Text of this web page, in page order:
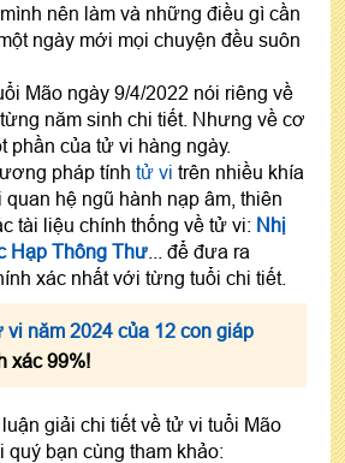
nên làm và những điều gì cần
ngày mới mọi chuyện đều suôn
Mão ngày 9/4/2022 nói riêng về
năm sinh chi tiết. Nhưng về cơ
phần của tử vi hàng ngày.
pháp tính tử vi trên nhiều khía
hệ ngũ hành nạp âm, thiên
tài liệu chính thống về tử vi: Nhị
Hạp Thông Thư ... để đưa ra
xác nhất với từng tuổi chi tiết.
vi năm 2024 của 12 con giáp
xác 99%!
giải chi tiết về tử vi tuổi Mão
quý bạn cùng tham khảo: